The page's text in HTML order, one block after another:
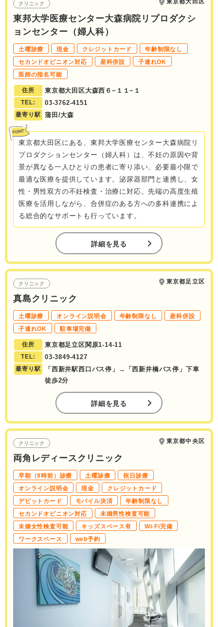
クリニック 東京都大田区
東邦大学医療センター大森病院リプロダクシ
ョンセンター（婦人科）
土曜診療 現金 クレジットカード
年齢制限なし
セカンドオピニオン対応
産科併設
子連れOK
医師の指名可能
住所 東京都大田区大森西６−１１−１
TEL: 03-3762-4151
最寄り駅 蒲田/大森
東京都大田区にある、東邦大学医療センター大森病院リ
プロダクションセンター（婦人科）は、不妊の原因や背
景が異なる一人ひとりの患者に寄り添い、必要最小限で
最適な医療を提供しています。泌尿器部門と連携し、女
性・男性双方の不妊検査・治療に対応。先端の高度生殖
医療を活用しながら、合併症のある方への多科連携によ
る総合的なサポートも行っています。
詳細を見る
クリニック 東京都足立区
真島クリニック
土曜診療 オンライン説明会 年齢制限なし
産科併設
子連れOK
駐車場完備
住所 東京都足立区関原1-14-11
TEL: 03-3849-4127
最寄り駅
「西新井駅西口バス停」→「西新井橋バス停」下車
徒歩2分
詳細を見る
クリニック 東京都中央区
両角レディースクリニック
早朝（9時前）診療 土曜診療
祝日診療
オンライン説明会
現金
クレジットカード
デビットカード
モバイル決済
年齢制限なし
セカンドオピニオン対応
未婚男性検査可能
未婚女性検査可能
キッズスペース有
Wi-Fi完備
ワークスペース
web予約